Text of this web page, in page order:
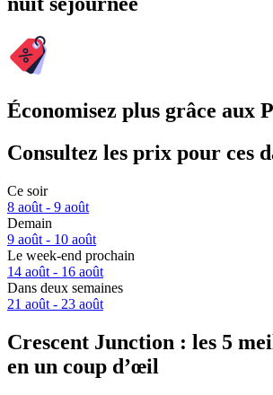
Économisez plus grâce aux
Consultez les prix pour ces
Ce soir
8 août - 9 août
Demain
9 août - 10 août
Le week-end prochain
14 août - 16 août
Dans deux semaines
21 août - 23 août
Crescent Junction : les 5
en un coup d’œil